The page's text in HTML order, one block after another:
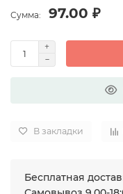
Сумма: 97.00 ₽
В закладки
Бесплатная